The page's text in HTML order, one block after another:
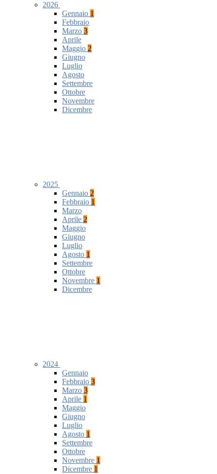
2026
Gennaio 1
Febbraio
Marzo 3
Aprile
Maggio 2
Giugno
Luglio
Agosto
Settembre
Ottobre
Novembre
Dicembre
2025
Gennaio 2
Febbraio 1
Marzo
Aprile 2
Maggio
Giugno
Luglio
Agosto 1
Settembre
Ottobre
Novembre 1
Dicembre
2024
Gennaio
Febbraio 3
Marzo 3
Aprile 1
Maggio
Giugno
Luglio
Agosto 1
Settembre
Ottobre
Novembre 1
Dicembre 1